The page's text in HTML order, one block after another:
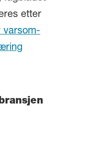
etter
varsom-